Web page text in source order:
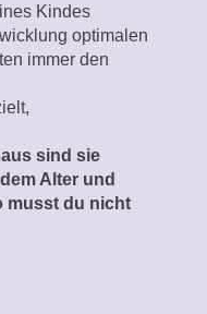
Kindes
optimalen
immer den
sind sie
Alter und
musst du nicht